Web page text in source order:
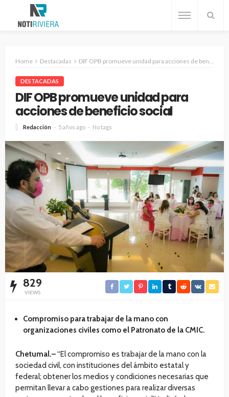
Home Destacadas DIF OPB promueve unidad para acciones de beneficio social
DESTACADAS
DIF OPB promueve unidad para
acciones de beneficio social
Redacción 5 años ago No tags
829
VIEWS
Compromiso para trabajar de la mano con
organizaciones civiles como el Patronato de la CMIC.
Chetumal.–“El compromiso es trabajar de la mano con la
sociedad civil, con instituciones del ámbito estatal y
federal; obtener los medios y condiciones necesarias que
permitan llevar a cabo gestiones para realizar diversas